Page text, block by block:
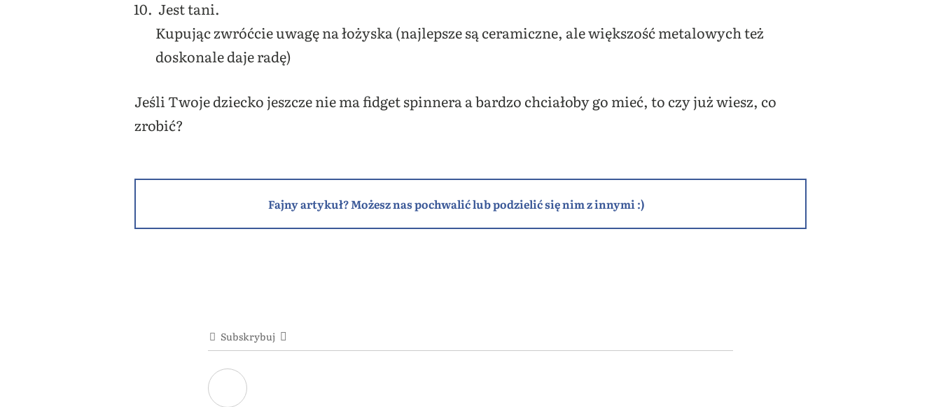
Jest tani.
Kupując zwróćcie uwagę na łożyska (najlepsze są ceramiczne, ale większość metalowych też
doskonale daje radę)
Jeśli Twoje dziecko jeszcze nie ma fidget spinnera a bardzo chciałoby go mieć, to czy już wiesz, co
zrobić?
Fajny artykuł? Możesz nas pochwalić lub podzielić się nim z innymi :)
Subskrybuj